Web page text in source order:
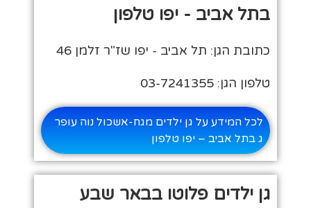
בתל אביב - יפו טלפון
כתובת הגן: תל אביב - יפו שז"ר זלמן 46
טלפון הגן: 03-7241355
לכל המידע על גן ילדים מגח-אשכול נוה עופר
ג בתל אביב – יפו טלפון
גן ילדים פלוטו בבאר שבע